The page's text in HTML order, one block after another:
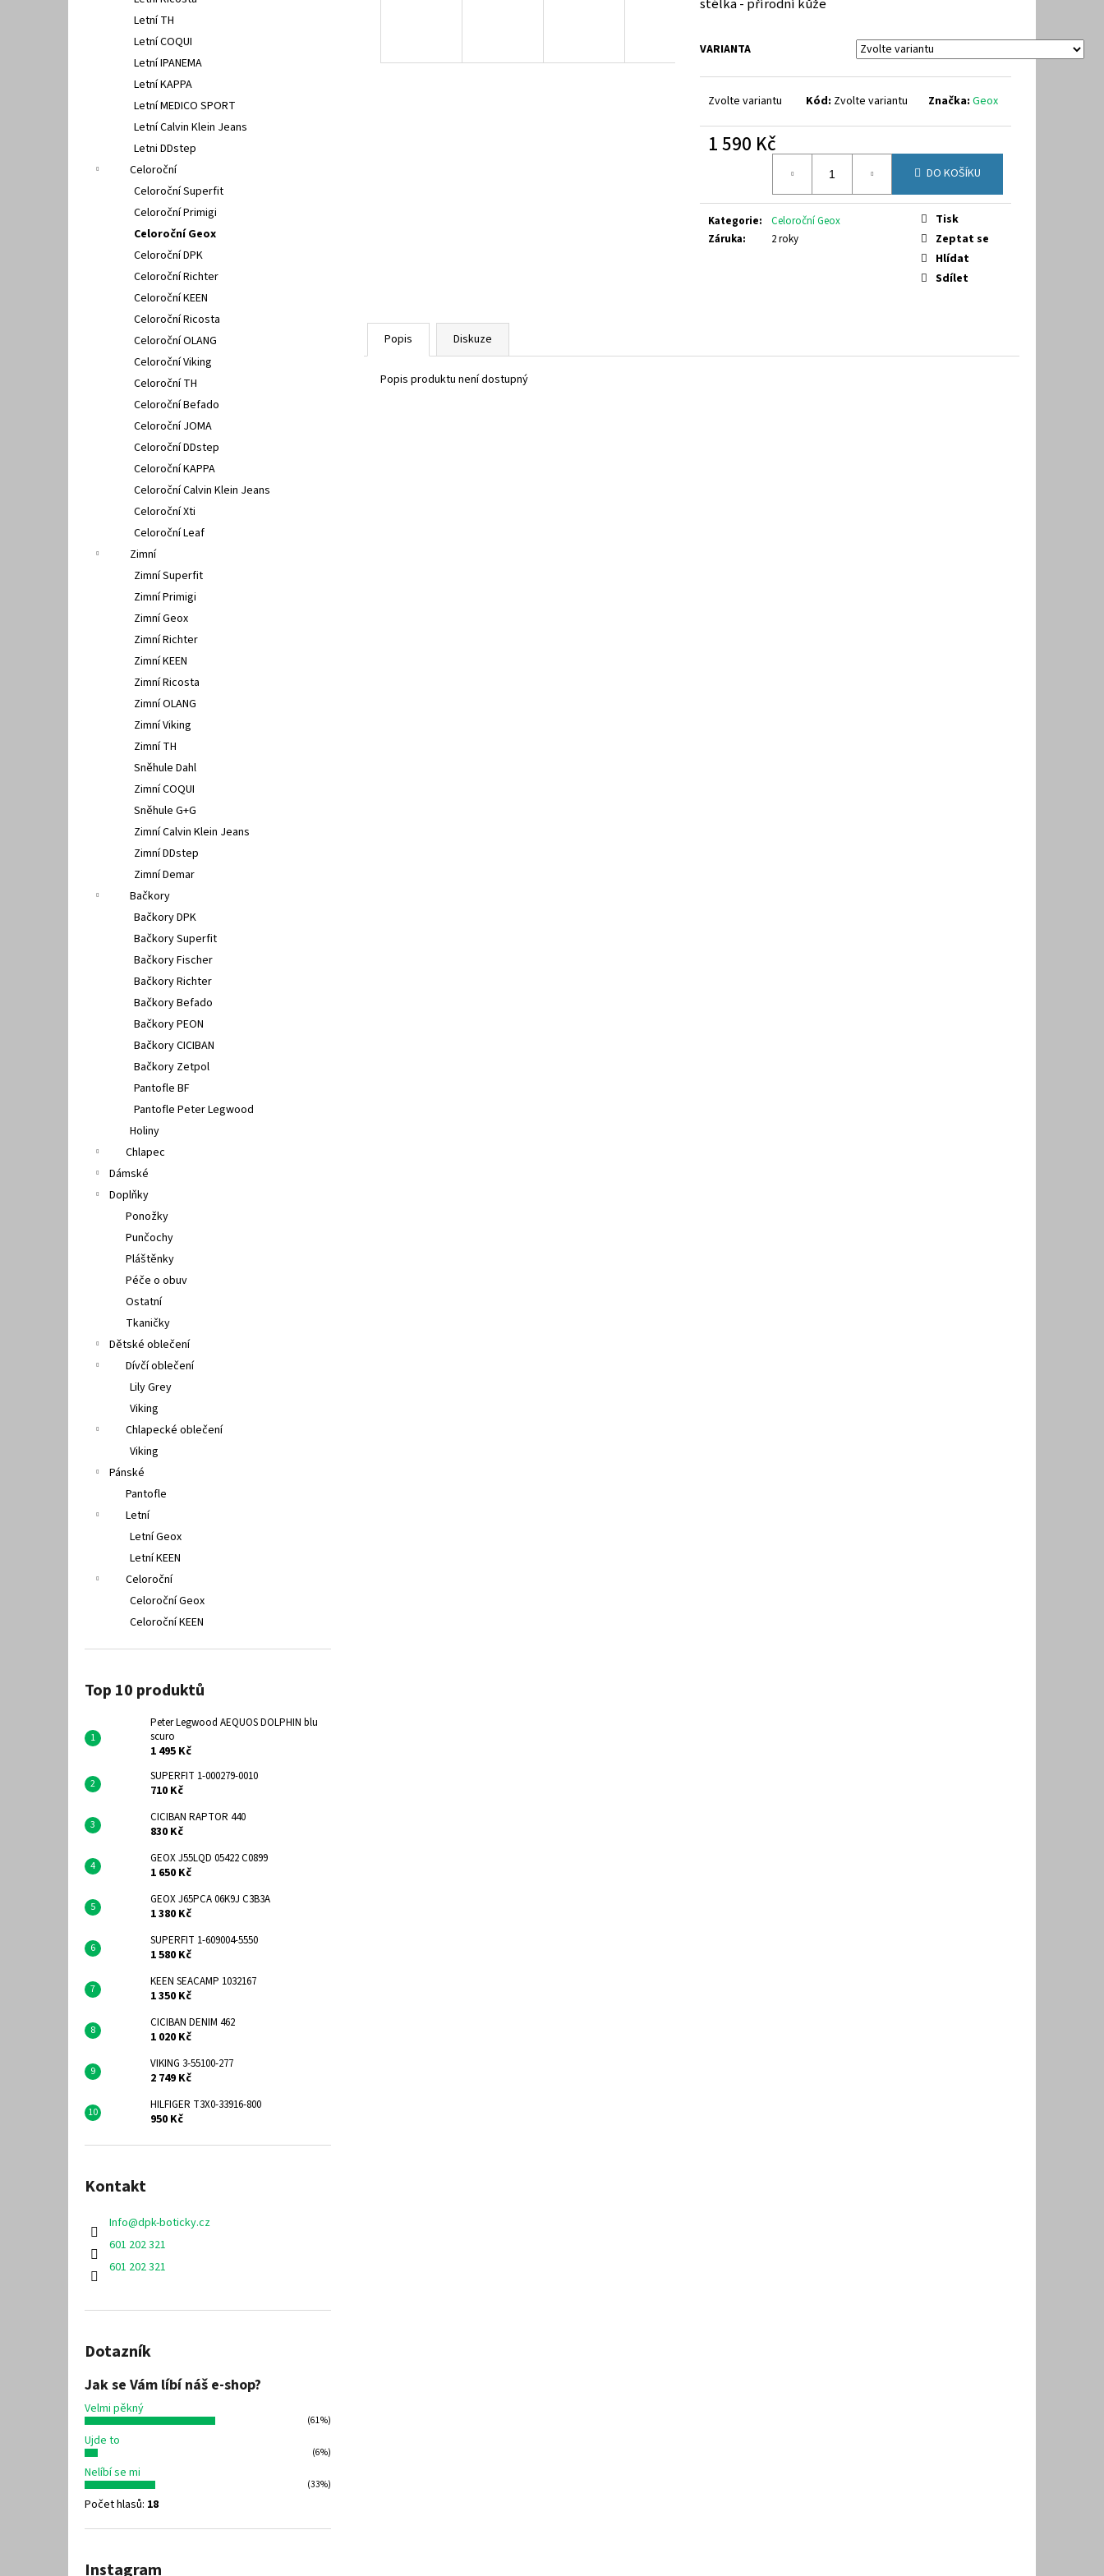
Letní TH
Letní COQUI
Letní IPANEMA
Letní KAPPA
Letní MEDICO SPORT
Letní Calvin Klein Jeans
Letni DDstep
Celoroční
Celoroční Superfit
Celoroční Primigi
Celoroční Geox
Celoroční DPK
Celoroční Richter
Celoroční KEEN
Celoroční Ricosta
Celoroční OLANG
Celoroční Viking
Celoroční TH
Celoroční Befado
Celoroční JOMA
Celoroční DDstep
Celoroční KAPPA
Celoroční Calvin Klein Jeans
Celoroční Xti
Celoroční Leaf
Zimní
Zimní Superfit
Zimní Primigi
Zimní Geox
Zimní Richter
Zimní KEEN
Zimní Ricosta
Zimní OLANG
Zimní Viking
Zimní TH
Sněhule Dahl
Zimní COQUI
Sněhule G+G
Zimní Calvin Klein Jeans
Zimní DDstep
Zimní Demar
Bačkory
Bačkory DPK
Bačkory Superfit
Bačkory Fischer
Bačkory Richter
Bačkory Befado
Bačkory PEON
Bačkory CICIBAN
Bačkory Zetpol
Pantofle BF
Pantofle Peter Legwood
Holiny
Chlapec
Dámské
Doplňky
Ponožky
Punčochy
Pláštěnky
Péče o obuv
Ostatní
Tkaničky
Dětské oblečení
Dívčí oblečení
Lily Grey
Viking
Chlapecké oblečení
Viking
Pánské
Pantofle
Letní
Letní Geox
Letní KEEN
Celoroční
Celoroční Geox
Celoroční KEEN
Top 10 produktů
Peter Legwood AEQUOS DOLPHIN blu
scuro
1 495 Kč
SUPERFIT 1-000279-0010
710 Kč
CICIBAN RAPTOR 440
830 Kč
GEOX J55LQD 05422 C0899
1 650 Kč
GEOX J65PCA 06K9J C3B3A
1 380 Kč
SUPERFIT 1-609004-5550
1 580 Kč
KEEN SEACAMP 1032167
1 350 Kč
CICIBAN DENIM 462
1 020 Kč
VIKING 3-55100-277
2 749 Kč
HILFIGER T3X0-33916-800
950 Kč
Kontakt
Info@dpk-boticky.cz
601 202 321
601 202 321
Dotazník
Jak se Vám líbí náš e-shop?
Velmi pěkný
(61%)
Ujde to
(6%)
Nelíbí se mi
(33%)
Počet hlasů: 18
Instagram
VARIANTA
Zvolte variantu Kód: Zvolte variantu Značka:Geox
1 590 Kč
DO KOŠÍKU
Kategorie:
Celoroční Geox
Záruka: 2 roky
Tisk
Zeptat se
Hlídat
Sdílet
Popis Diskuze
Popis produktu není dostupný
1 495 Kč